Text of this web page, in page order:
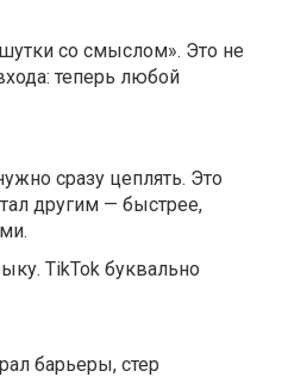
со смыслом». Это не
теперь любой
сразу цеплять. Это
другим — быстрее,
TikTok буквально
барьеры, стер